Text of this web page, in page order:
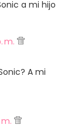
a mi hijo
m.
A mi